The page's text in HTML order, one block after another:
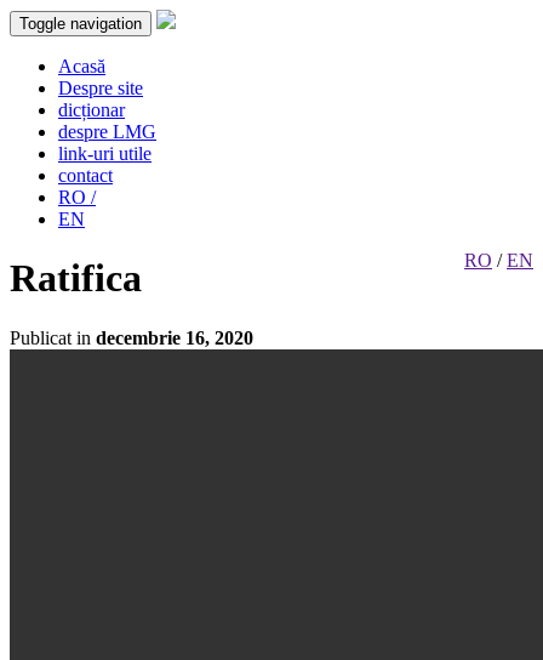
Toggle navigation
Acasă
Despre site
dicționar
despre LMG
link-uri utile
contact
RO /
EN
RO /EN
Ratifica
Publicat in decembrie 16, 2020